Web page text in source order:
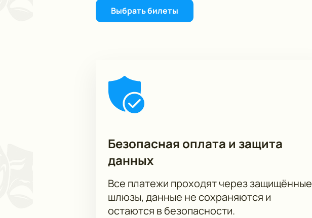
Выбрать билеты
Безопасная оплата и защита
данных
Все платежи проходят через защищённые
шлюзы, данные не сохраняются и
остаются в безопасности.